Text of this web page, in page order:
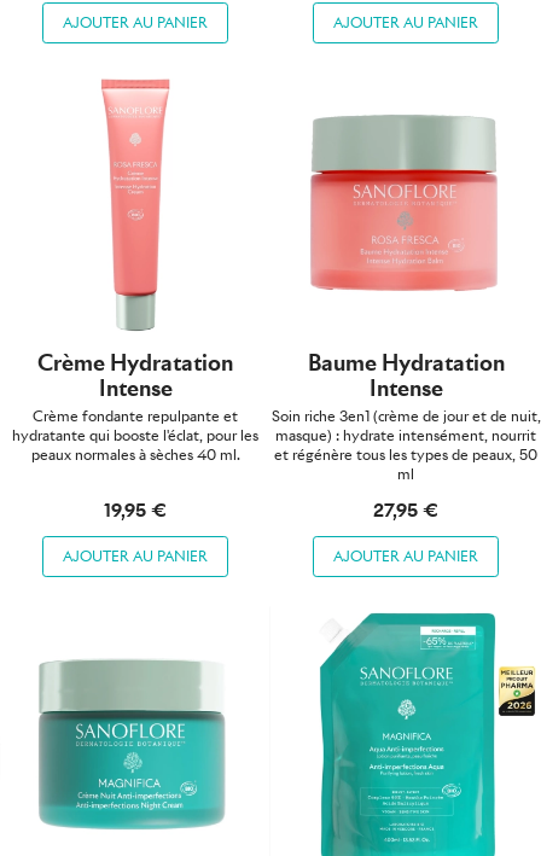
AJOUTER AU PANIER AJOUTER AU PANIER
Crème Hydratation
Intense
Crème fondante repulpante et
hydratante qui booste l'éclat, pour les
peaux normales à sèches 40 ml.
19,95 €
AJOUTER AU PANIER
Baume Hydratation
Intense
Soin riche 3en1 (crème de jour et de nuit,
masque) : hydrate intensément, nourrit
et régénère tous les types de peaux, 50
ml
27,95 €
AJOUTER AU PANIER